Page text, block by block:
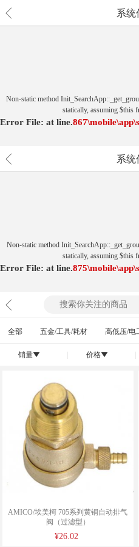
系统
Non-static method
statically, assuming $this
Error File: at 867
line.
系统
Non-static method
statically, assuming $this
Error File: at 875
line.
全部 五金/工具/耗材 高低压/电
销量󰄢 价格󰄢
AMICO/埃美柯 705系列黄铜自动排气
阀（过滤型）
¥26.02